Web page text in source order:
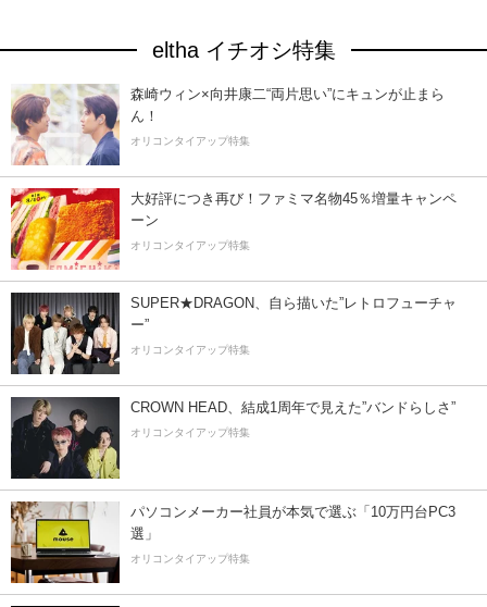
eltha イチオシ特集
森崎ウィン×向井康二“両片思い”にキュンが止まら
ん！
オリコンタイアップ特集
大好評につき再び！ファミマ名物45％増量キャンペ
ーン
オリコンタイアップ特集
SUPER★DRAGON、自ら描いた”レトロフューチャ
ー”
オリコンタイアップ特集
CROWN HEAD、結成1周年で見えた”バンドらしさ”
オリコンタイアップ特集
パソコンメーカー社員が本気で選ぶ「10万円台PC3
選」
オリコンタイアップ特集